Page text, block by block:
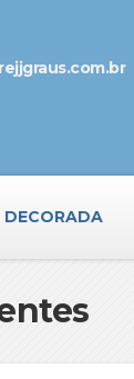
DECORADA